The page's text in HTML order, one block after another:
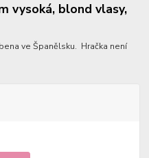
vysoká, blond vlasy,
ve Španělsku. Hračka není